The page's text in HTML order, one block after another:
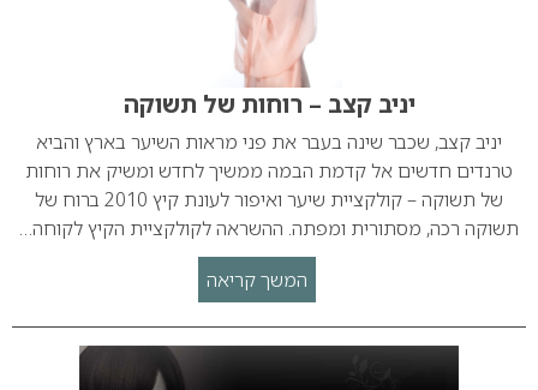
יניב קצב – רוחות של תשוקה
יניב קצב, שכבר שינה בעבר את פני מראות השיער בארץ והביא
טרנדים חדשים אל קדמת הבמה ממשיך לחדש ומשיק את רוחות
של תשוקה – קולקציית שיער ואיפור לעונת קיץ 2010 ברוח של
תשוקה רכה, מסתורית ומפתה. ההשראה לקולקציית הקיץ לקוחה…
המשך קריאה